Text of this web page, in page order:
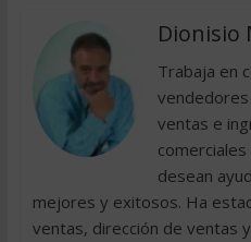
Dionisio
Trabaja en
ventas e
desean
mejores y exitosos. Ha
ventas, dirección de ventas